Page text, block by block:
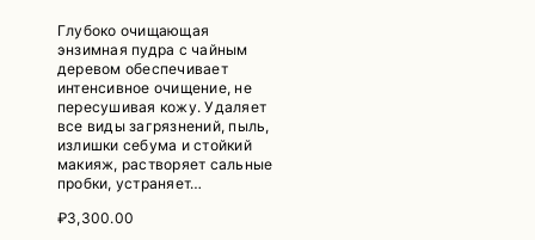
Глубоко очищающая
энзимная пудра с чайным
деревом обеспечивает
интенсивное очищение, не
пересушивая кожу. Удаляет
все виды загрязнений, пыль,
излишки себума и стойкий
макияж, растворяет сальные
пробки, устраняет…
₽3,300.00